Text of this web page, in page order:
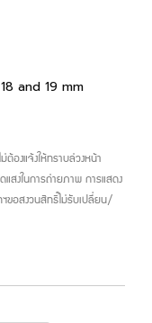
and 19 mm
ต้องแจ้งให้ทราบล่วงหน้า
แสงในการถ่ายภาพ การแสดง
ขอสงวนสิทธิ์ไม่รับเปลี่ยน/